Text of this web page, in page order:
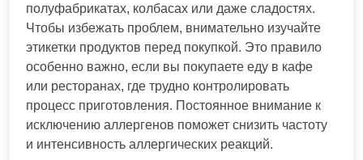
полуфабрикатах, колбасах или даже сладостях.
Чтобы избежать проблем, внимательно изучайте
этикетки продуктов перед покупкой. Это правило
особенно важно, если вы покупаете еду в кафе
или ресторанах, где трудно контролировать
процесс приготовления. Постоянное внимание к
исключению аллергенов поможет снизить частоту
и интенсивность аллергических реакций.